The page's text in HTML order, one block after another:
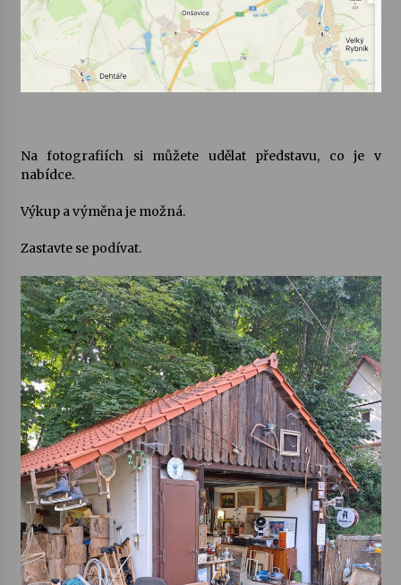
Letní koncerty ve Stromovce: Rufus Miller
22. 7. 2026
Vysočinka
Za kulturou kousek za Humpolec. V Želivě ožije
13. 7. 2026
Varhanní recitál Michala Novenka v Klášteře
Želiv
3. 7. 2026
Petr Adamec – Malovaný svět
30. 6. 2026
Na fotografiích si můžete udělat představu, co je v
nabídce.
Výkup a výměna je možná.
Zastavte se podívat.